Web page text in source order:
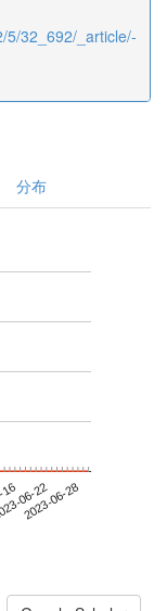
5/32_692/_article/-
分布
06-22
2023-06-28